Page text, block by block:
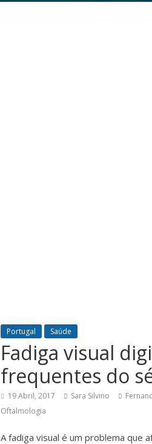
Portugal Saúde
Fadiga visual
frequentes do
19 Abril, 2017 Sara Silvino
Oftalmologia
A fadiga visual é um problema que